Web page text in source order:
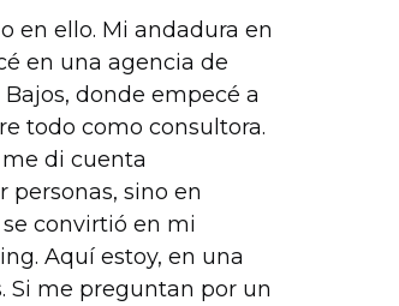
en ello. Mi andadura en
en una agencia de
donde empecé a
todo como consultora.
di cuenta
sino en
convirtió en mi
Aquí estoy, en una
Si me preguntan por un